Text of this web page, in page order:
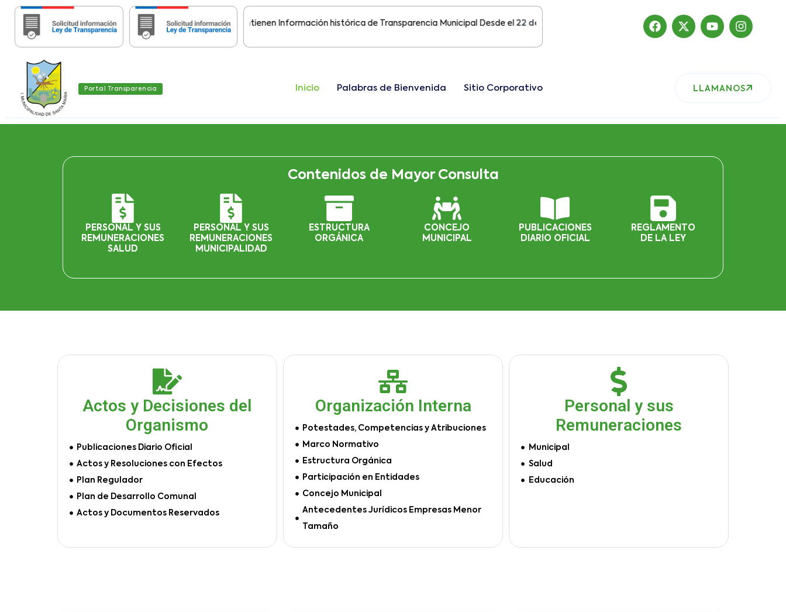
Importante:Estas páginas contienen Información histórica de Transparencia Municipal Desde el22 de Agosto del 2019 , nuestro sitio ha migrado
Portal Transparencia Inicio Palabras de Bienvenida Sitio Corporativo LLAMANOS
Contenidos de Mayor Consulta
PERSONAL Y SUS
REMUNERACIONES
SALUD
PERSONAL Y SUS
REMUNERACIONES
MUNICIPALIDAD
ESTRUCTURA
ORGÁNICA
CONCEJO
MUNICIPAL
PUBLICACIONES
DIARIO OFICIAL
REGLAMENTO
DE LA LEY
Actos y Decisiones del
Organismo
Publicaciones Diario Oficial
Actos y Resoluciones con Efectos
Plan Regulador
Plan de Desarrollo Comunal
Actos y Documentos Reservados
Organización Interna
Potestades, Competencias y Atribuciones
Marco Normativo
Estructura Orgánica
Participación en Entidades
Concejo Municipal
Antecedentes Jurídicos Empresas Menor
Tamaño
Personal y sus
Remuneraciones
Municipal
Salud
Educación